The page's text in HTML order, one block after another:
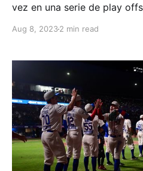
vez en una serie de play offs. Monclova, Coahuila;
actual calendario tuvo 9
una ronda de post
Aug 8, 20232 min read